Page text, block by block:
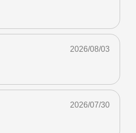
2026/08/03
2026/07/30